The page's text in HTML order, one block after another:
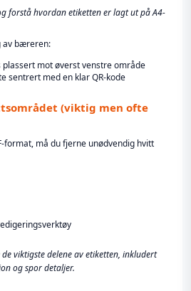
forstå hvordan etiketten er lagt ut på A4-
av bæreren:
plassert mot øverst venstre område
sentrert med en klar QR-kode
(viktig men ofte
format, må du fjerne unødvendig hvitt
viktigste delene av etiketten, inkludert
og spor detaljer.